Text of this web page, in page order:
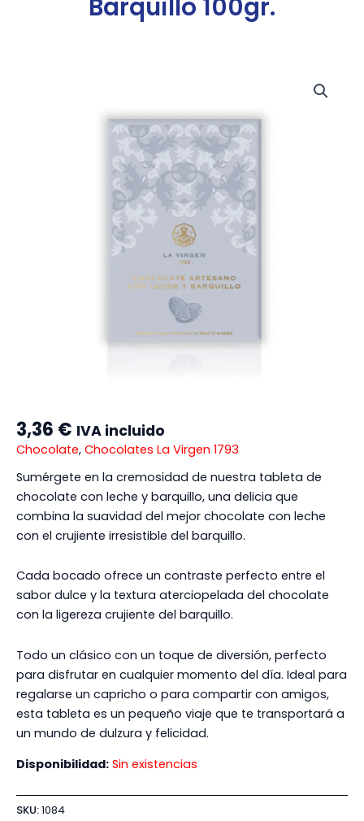
3,36 € IVA incluido
Chocolate, Chocolates La Virgen 1793
Sumérgete en la cremosidad de nuestra tableta de
chocolate con leche y barquillo, una delicia que
combina la suavidad del mejor chocolate con leche
con el crujiente irresistible del barquillo.
Cada bocado ofrece un contraste perfecto entre el
sabor dulce y la textura aterciopelada del chocolate
con la ligereza crujiente del barquillo.
Todo un clásico con un toque de diversión, perfecto
para disfrutar en cualquier momento del día. Ideal para
regalarse un capricho o para compartir con amigos,
esta tableta es un pequeño viaje que te transportará a
un mundo de dulzura y felicidad.
Disponibilidad: Sin existencias
SKU:1084